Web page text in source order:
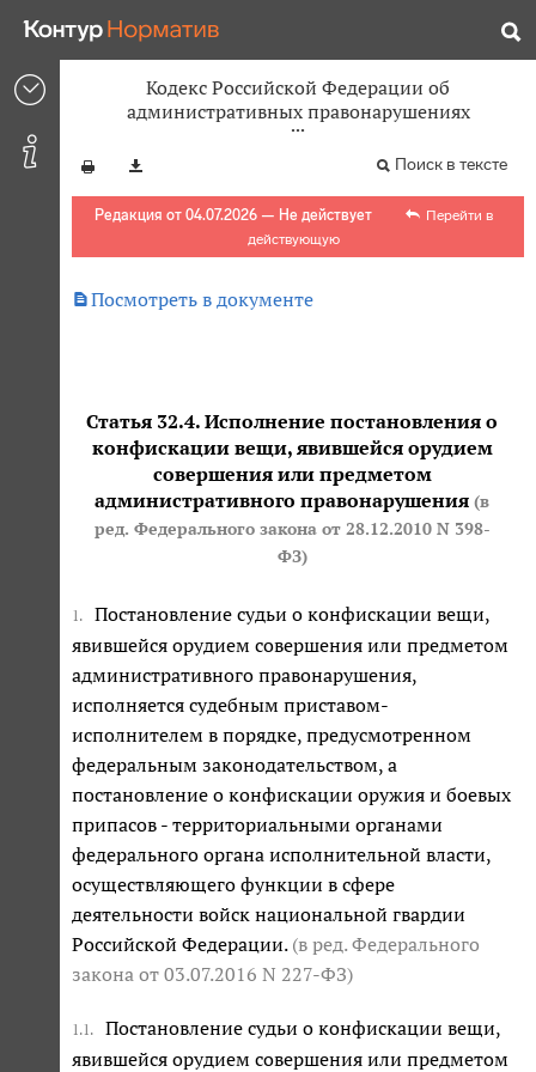
Кодекс Российской Федерации об
административных правонарушениях
Поиск в тексте
Редакция от 04.07.2026 — Не действует
Перейти в
действующую
Посмотреть в документе
Статья 32.4. Исполнение постановления о
конфискации вещи, явившейся орудием
совершения или предметом
административного правонарушения (в
ред. Федерального закона от 28.12.2010 N 398-
ФЗ)
1.
Постановление судьи о конфискации вещи,
явившейся орудием совершения или предметом
административного правонарушения,
исполняется судебным приставом-
исполнителем в порядке, предусмотренном
федеральным законодательством, а
постановление о конфискации оружия и боевых
припасов - территориальными органами
федерального органа исполнительной власти,
осуществляющего функции в сфере
деятельности войск национальной гвардии
Российской Федерации. (в ред. Федерального
закона от 03.07.2016 N 227-ФЗ)
1.1.
Постановление судьи о конфискации вещи,
явившейся орудием совершения или предметом